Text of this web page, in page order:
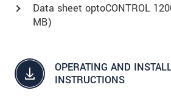
Data sheet optoCONTROL
MB)
OPERATING AND
INSTRUCTIONS